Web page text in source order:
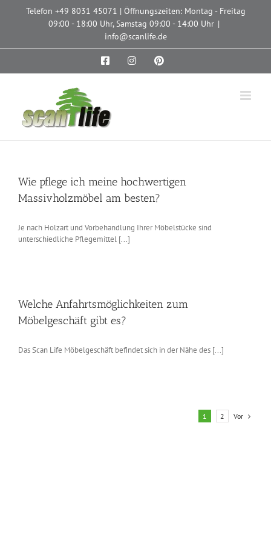
Telefon +49 8031 45071 | Öffnungszeiten: Montag - Freitag
09:00 - 18:00 Uhr, Samstag 09:00 - 14:00 Uhr |
info@scanlife.de
FacebookInstagramPinterest
Wie pflege ich meine hochwertigen
Massivholzmöbel am besten?
Je nach Holzart und Vorbehandlung Ihrer Möbelstücke sind
unterschiedliche Pflegemittel [...]
Welche Anfahrtsmöglichkeiten zum
Möbelgeschäft gibt es?
Das Scan Life Möbelgeschäft befindet sich in der Nähe des [...]
1 2 Vor